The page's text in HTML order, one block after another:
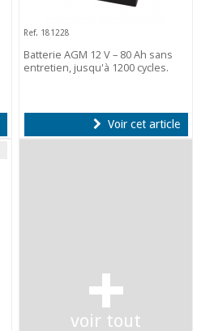
Ref. 181228
Batterie AGM 12 V – 80 Ah sans
entretien, jusqu'à 1200 cycles.
Voir cet article
+
voir tout